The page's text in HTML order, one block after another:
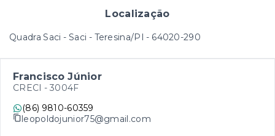
Localização
Quadra Saci - Saci - Teresina/PI - 64020-290
Francisco Júnior
CRECI - 3004F
(86) 9810-60359
leopoldojunior75@gmail.com